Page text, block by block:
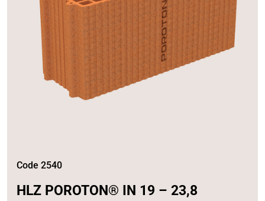
Code 2540
HLZ POROTON® IN 19 – 23,8